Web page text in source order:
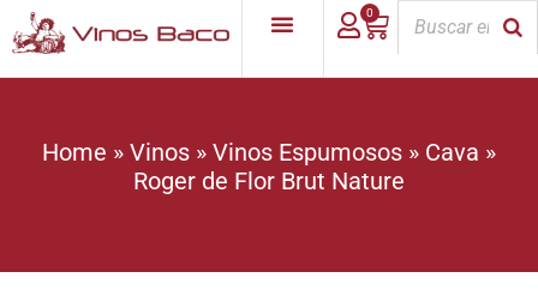
0
Home » Vinos » Vinos Espumosos » Cava »
Roger de Flor Brut Nature